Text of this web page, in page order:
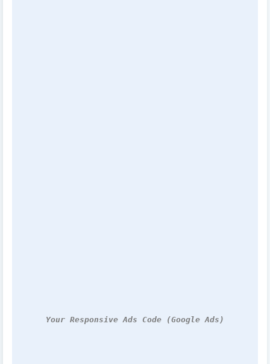
Your Responsive Ads Code (Google Ads)